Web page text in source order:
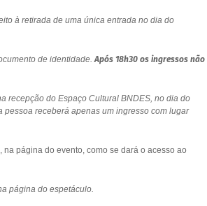
à retirada de uma única entrada no dia do
de identidade.Após 18h30 os ingressos não
recepção do Espaço Cultural BNDES, no dia do
receberá apenas um ingresso com lugar
página do evento, como se dará o acesso ao
página do espetáculo.